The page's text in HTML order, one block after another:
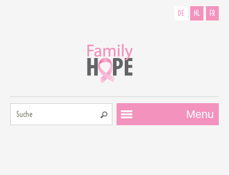
DE NL FR
Menu